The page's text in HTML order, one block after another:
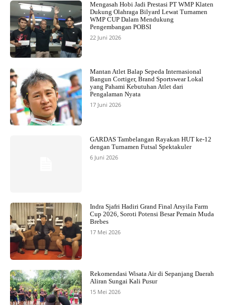
Mengasah Hobi Jadi Prestasi PT WMP Klaten
Dukung Olahraga Bilyard Lewat Turnamen
WMP CUP Dalam Mendukung
Pengembangan POBSI
22 Juni 2026
Mantan Atlet Balap Sepeda Internasional
Bangun Cortiger, Brand Sportswear Lokal
yang Pahami Kebutuhan Atlet dari
Pengalaman Nyata
17 Juni 2026
GARDAS Tambelangan Rayakan HUT ke-12
dengan Turnamen Futsal Spektakuler
6 Juni 2026
Indra Sjafri Hadiri Grand Final Arsyila Farm
Cup 2026, Soroti Potensi Besar Pemain Muda
Brebes
17 Mei 2026
Rekomendasi Wisata Air di Sepanjang Daerah
Aliran Sungai Kali Pusur
15 Mei 2026